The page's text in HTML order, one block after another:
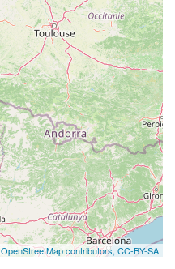
OpenStreetMap contributors, CC-BY-SA